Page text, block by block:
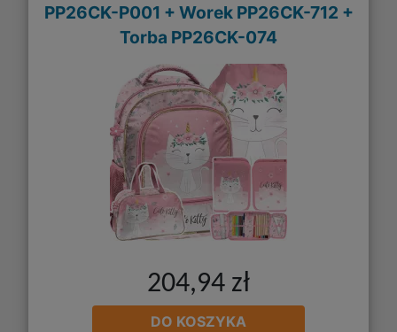
PP26CK-P001 + Worek PP26CK-712 +
Torba PP26CK-074
204,94 zł
DO KOSZYKA